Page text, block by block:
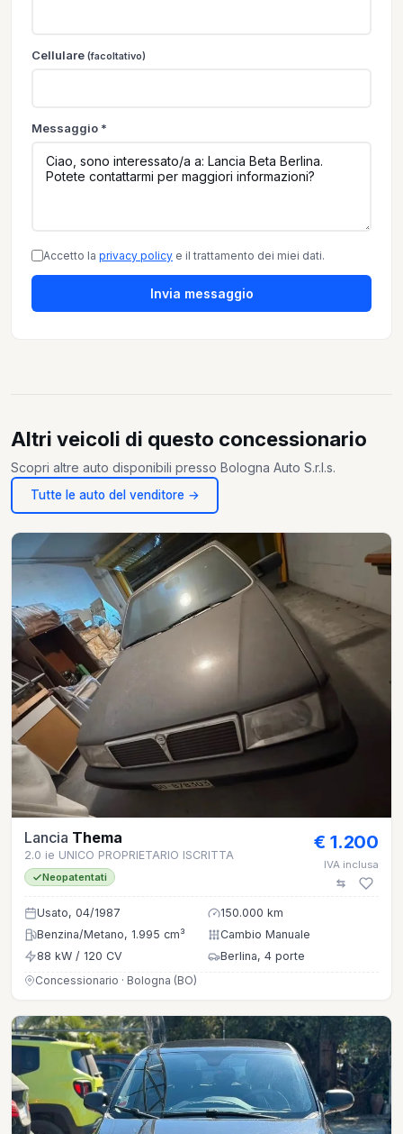
Cellulare (facoltativo)
Messaggio *
Accetto la privacy policy e il trattamento dei miei dati.
Invia messaggio
Altri veicoli di questo concessionario
Scopri altre auto disponibili presso Bologna Auto S.r.l.s.
Tutte le auto del venditore →
Lancia Thema
2.0 ie UNICO PROPRIETARIO ISCRITTA
Neopatentati
€ 1.200
IVA inclusa
Usato, 04/1987
150.000 km
Benzina/Metano, 1.995 cm³
Cambio Manuale
88 kW / 120 CV
Berlina, 4 porte
Concessionario · Bologna (BO)